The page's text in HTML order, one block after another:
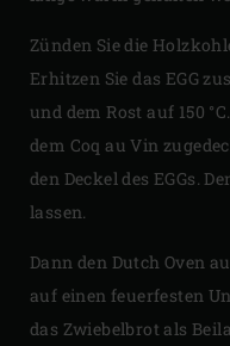
Zünden Sie die
Erhitzen Sie das EGG
und dem Rost auf 150
dem Coq au Vin
den Deckel des EGGs.
lassen.
Dann den Dutch Oven
auf einen feuerfesten
das Zwiebelbrot als